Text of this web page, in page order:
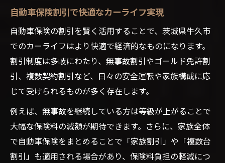
自動車保険割引で快適なカーライフ実現
自動車保険の割引を賢く活用することで、茨城県牛久市
でのカーライフはより快適で経済的なものになります。
割引制度は多岐にわたり、無事故割引やゴールド免許割
引、複数契約割引など、日々の安全運転や家族構成に応
じて受けられるものが多く存在します。
例えば、無事故を継続している方は等級が上がることで
大幅な保険料の減額が期待できます。さらに、家族全体
で自動車保険をまとめることで「家族割引」や「複数台
割引」も適用される場合があり、保険料負担の軽減につ